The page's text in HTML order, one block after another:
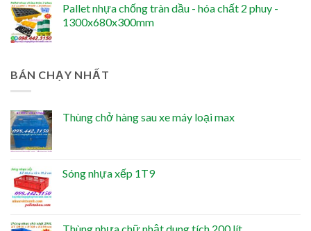
Pallet nhựa chống tràn dầu - hóa chất 2 phuy -
1300x680x300mm
BÁN CHẠY NHẤT
Thùng chở hàng sau xe máy loại max
Sóng nhựa xếp 1T9